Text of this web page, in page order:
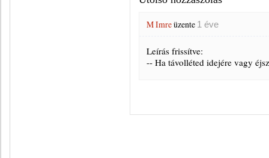
M Imreüzente 1 éve
Leírás frissítve:
-- Ha távolléted idejére vagy